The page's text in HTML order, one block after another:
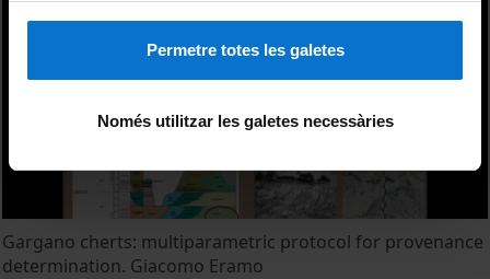
Permetre totes les galetes
Només utilitzar les galetes necessàries
Gargano cherts: multiparametric protocol for provenance
determination. Giacomo Eramo